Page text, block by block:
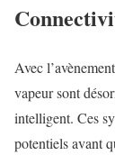
Avec
vapeur sont
intelligent. Ces
potentiels avant